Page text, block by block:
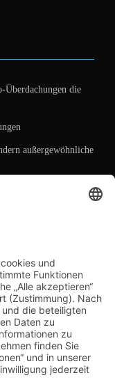
Überdachungen die
außergewöhnliche